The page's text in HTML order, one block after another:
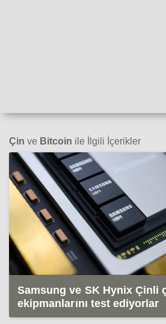
Çin ve Bitcoin ile İlgili İçerikler
Samsung ve SK Hynix Çinli
ekipmanlarını test ediyorlar